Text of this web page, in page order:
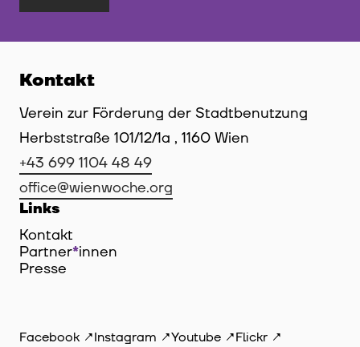
Kontakt
Verein zur Förderung der Stadtbenutzung
Herbststraße 101/12/1a , 1160 Wien
+43 699 1104 48 49
office@wienwoche.org
Links
Kontakt
Partner*innen
Presse
Facebook Instagram Youtube
Flickr